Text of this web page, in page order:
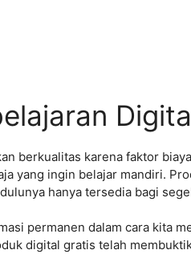
berkualitas karena faktor
yang ingin belajar mandiri.
hanya tersedia bagi
permanen dalam cara kita
digital gratis telah